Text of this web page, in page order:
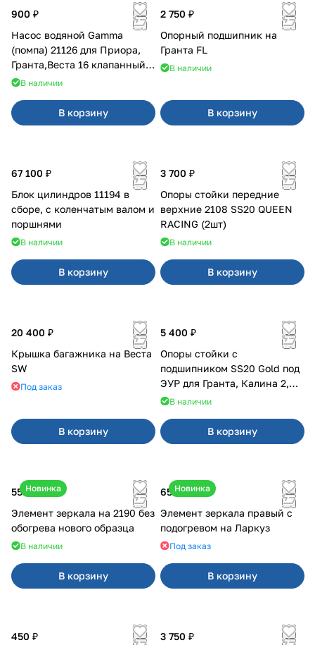
900 ₽
Насос водяной Gamma
(помпа) 21126 для Приора,
Гранта,Веста 16 клапанный
двигатель.
В наличии
В корзину
2 750 ₽
Опорный подшипник на
Гранта FL
В наличии
В корзину
67 100 ₽
Блок цилиндров 11194 в
сборе, с коленчатым валом и
поршнями
В наличии
В корзину
3 700 ₽
Опоры стойки передние
верхние 2108 SS20 QUEEN
RACING (2шт)
В наличии
В корзину
20 400 ₽
Крышка багажника на Веста
SW
Под заказ
В корзину
5 400 ₽
Опоры стойки с
подшипником SS20 Gold под
ЭУР для Гранта, Калина 2,
Datsun
В наличии
В корзину
Новинка
550 ₽
Элемент зеркала на 2190 без
обогрева нового образца
В наличии
В корзину
Новинка
650 ₽
Элемент зеркала правый с
подогревом на Ларкуз
Под заказ
В корзину
450 ₽
3 750 ₽